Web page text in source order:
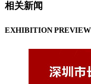
相关新闻
EXHIBITION PREVIEW